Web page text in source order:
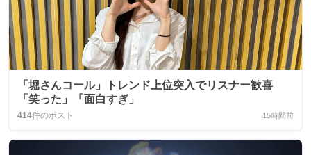
「堀さんコール」トレンド上位突入でリスナー歓喜
「笑った」「面白すぎ」
414件のポスト 15時間前